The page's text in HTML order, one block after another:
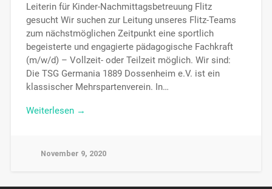
Leiterin für Kinder-Nachmittagsbetreuung Flitz
gesucht Wir suchen zur Leitung unseres Flitz-Teams
zum nächstmöglichen Zeitpunkt eine sportlich
begeisterte und engagierte pädagogische Fachkraft
(m/w/d) – Vollzeit- oder Teilzeit möglich. Wir sind:
Die TSG Germania 1889 Dossenheim e.V. ist ein
klassischer Mehrspartenverein. In…
Weiterlesen →
November 9, 2020